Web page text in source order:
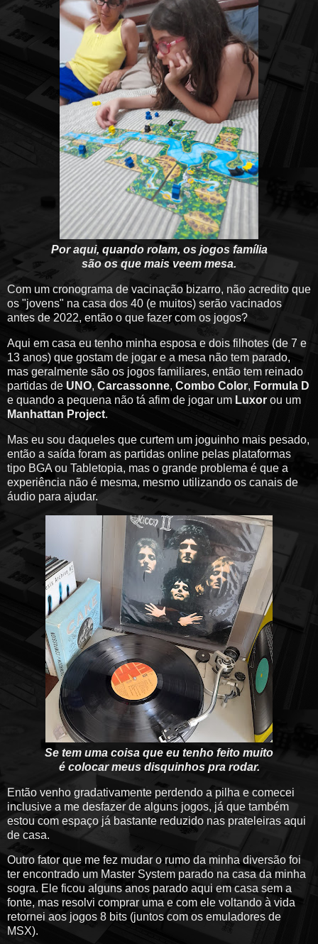
Por aqui, quando rolam, os jogos família
são os que mais veem mesa.
Com um cronograma de vacinação bizarro, não acredito que
os "jovens" na casa dos 40 (e muitos) serão vacinados
antes de 2022, então o que fazer com os jogos?
Aqui em casa eu tenho minha esposa e dois filhotes (de 7 e
13 anos) que gostam de jogar e a mesa não tem parado,
mas geralmente são os jogos familiares, então tem reinado
partidas de UNO, Carcassonne, Combo Color, Formula D
e quando a pequena não tá afim de jogar um Luxor ou um
Manhattan Project.
Mas eu sou daqueles que curtem um joguinho mais pesado,
então a saída foram as partidas online pelas plataformas
tipo BGA ou Tabletopia, mas o grande problema é que a
experiência não é mesma, mesmo utilizando os canais de
áudio para ajudar.
Se tem uma coisa que eu tenho feito muito
é colocar meus disquinhos pra rodar.
Então venho gradativamente perdendo a pilha e comecei
inclusive a me desfazer de alguns jogos, já que também
estou com espaço já bastante reduzido nas prateleiras aqui
de casa.
Outro fator que me fez mudar o rumo da minha diversão foi
ter encontrado um Master System parado na casa da minha
sogra. Ele ficou alguns anos parado aqui em casa sem a
fonte, mas resolvi comprar uma e com ele voltando à vida
retornei aos jogos 8 bits (juntos com os emuladores de
MSX).